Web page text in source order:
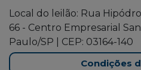
Local do leilão: Rua
66 - Centro Empresarial
Paulo/SP | CEP: 03164-140
Condições